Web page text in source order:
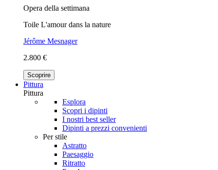
Opera della settimana
Toile L'amour dans la nature
Jérôme Mesnager
2.800 €
Scoprire
Pittura
Pittura
Esplora
Scopri i dipinti
I nostri best seller
Dipinti a prezzi convenienti
Per stile
Astratto
Paesaggio
Ritratto